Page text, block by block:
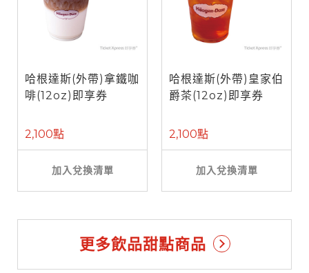
哈根達斯(外帶)拿鐵咖
啡(12oz)即享券
2,100點
加入兌換清單
哈根達斯(外帶)皇家伯
爵茶(12oz)即享券
2,100點
加入兌換清單
更多飲品甜點商品